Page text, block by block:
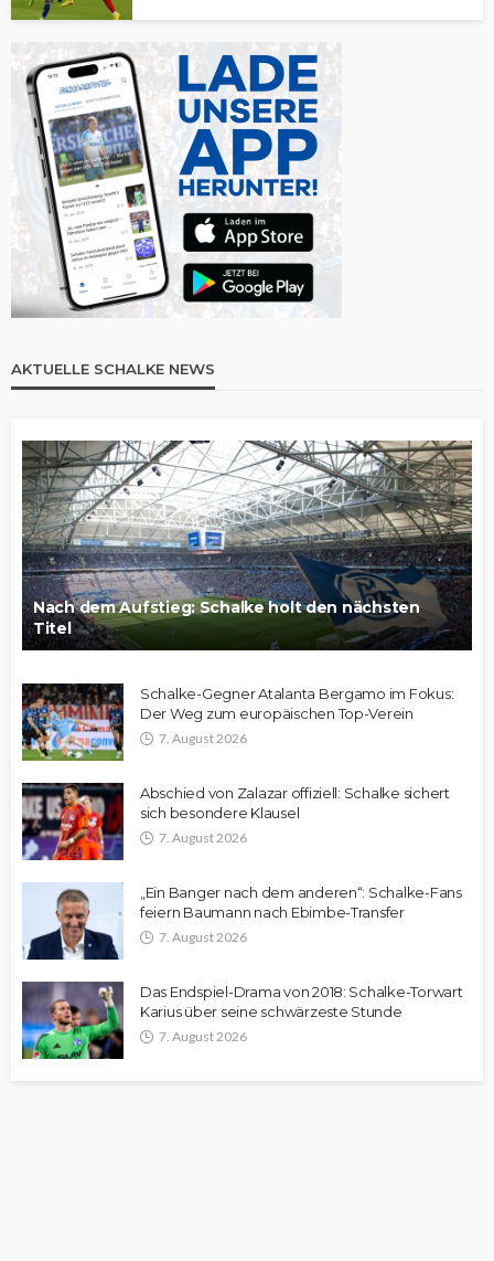
AKTUELLE SCHALKE NEWS
Nach dem Aufstieg: Schalke holt den nächsten
Titel
Schalke-Gegner Atalanta Bergamo im Fokus:
Der Weg zum europäischen Top-Verein
7. August 2026
Abschied von Zalazar offiziell: Schalke sichert
sich besondere Klausel
7. August 2026
„Ein Banger nach dem anderen“: Schalke-Fans
feiern Baumann nach Ebimbe-Transfer
7. August 2026
Das Endspiel-Drama von 2018: Schalke-Torwart
Karius über seine schwärzeste Stunde
7. August 2026